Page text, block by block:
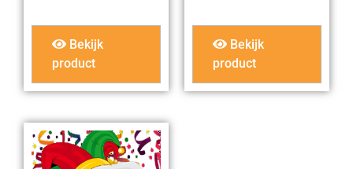
Bekijk
product
Bekijk
product